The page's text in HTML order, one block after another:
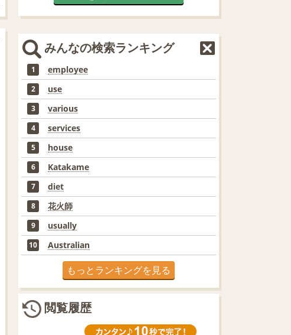
みんなの検索ランキング
1 employee
2 use
3 various
4 services
5 house
6 Katakame
7 diet
8 花火師
9 usually
10 Australian
もっとランキングを見る
閲覧履歴